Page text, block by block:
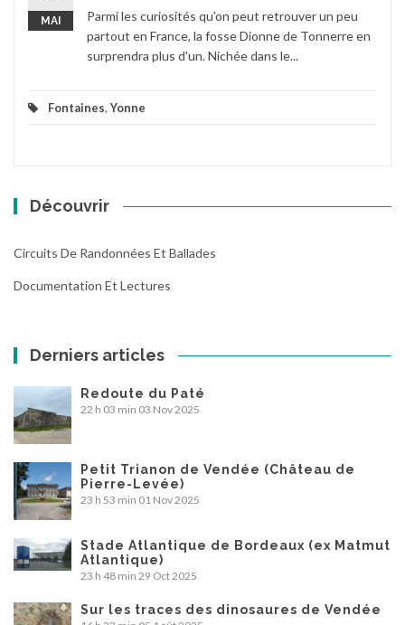
MAI
Parmi les curiosités qu'on peut retrouver un peu
partout en France, la fosse Dionne de Tonnerre en
surprendra plus d'un. Nichée dans le...
Fontaines,Yonne
Découvrir
Circuits De Randonnées Et Ballades
Documentation Et Lectures
Derniers articles
Redoute du Paté
22 h 03 min 03 Nov 2025
Petit Trianon de Vendée (Château de
Pierre-Levée)
23 h 53 min 01 Nov 2025
Stade Atlantique de Bordeaux (ex Matmut
Atlantique)
23 h 48 min 29 Oct 2025
Sur les traces des dinosaures de Vendée